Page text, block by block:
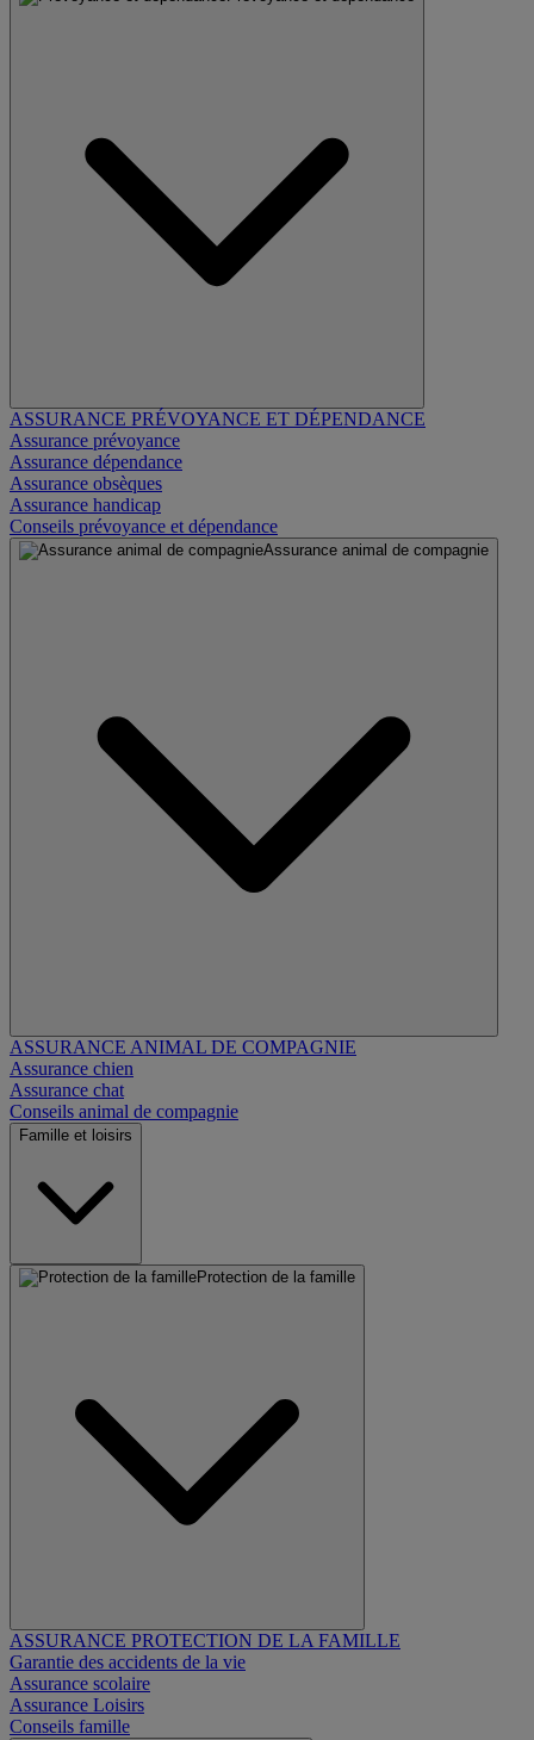
ASSURANCE PRÉVOYANCE ET DÉPENDANCE
Assurance prévoyance
Assurance dépendance
Assurance obsèques
Assurance handicap
Conseils prévoyance et dépendance
Assurance animal de compagnie
ASSURANCE ANIMAL DE COMPAGNIE
Assurance chien
Assurance chat
Conseils animal de compagnie
Famille et loisirs
Protection de la famille
ASSURANCE PROTECTION DE LA FAMILLE
Garantie des accidents de la vie
Assurance scolaire
Assurance Loisirs
Conseils famille